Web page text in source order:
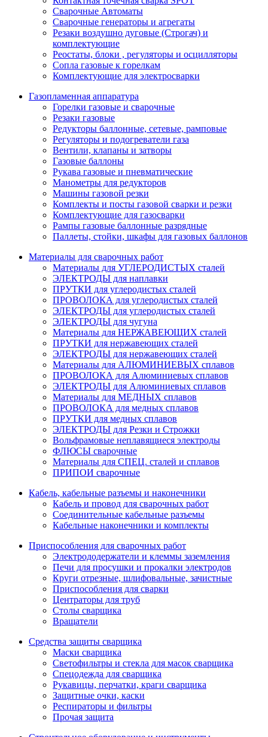
Сварочные Автоматы
Сварочные генераторы и агрегаты
Резаки воздушно дуговые (Строгач) и
комплектующие
Реостаты, блоки , регуляторы и осцилляторы
Сопла газовые к горелкам
Комплектующие для электросварки
Газопламенная аппаратура
Горелки газовые и сварочные
Резаки газовые
Редукторы баллонные, сетевые, рамповые
Регуляторы и подогреватели газа
Вентили, клапаны и затворы
Газовые баллоны
Рукава газовые и пневматические
Манометры для редукторов
Машины газовой резки
Комплекты и посты газовой сварки и резки
Комплектующие для газосварки
Рампы газовые баллонные разрядные
Паллеты, стойки, шкафы для газовых баллонов
Материалы для сварочных работ
Материалы для УГЛЕРОДИСТЫХ сталей
ЭЛЕКТРОДЫ для наплавки
ПРУТКИ для углеродистых сталей
ПРОВОЛОКА для углеродистых сталей
ЭЛЕКТРОДЫ для углеродистых сталей
ЭЛЕКТРОДЫ для чугуна
Материалы для НЕРЖАВЕЮЩИХ сталей
ПРУТКИ для нержавеющих сталей
ЭЛЕКТРОДЫ для нержавеющих сталей
Материалы для АЛЮМИНИЕВЫХ сплавов
ПРОВОЛОКА для Алюминиевых сплавов
ЭЛЕКТРОДЫ для Алюминиевых сплавов
Материалы для МЕДНЫХ сплавов
ПРОВОЛОКА для медных сплавов
ПРУТКИ для медных сплавов
ЭЛЕКТРОДЫ для Резки и Строжки
Вольфрамовые неплавящиеся электроды
ФЛЮСЫ сварочные
Материалы для СПЕЦ. сталей и сплавов
ПРИПОИ сварочные
Кабель, кабельные разъемы и наконечники
Кабель и провод для сварочных работ
Соединительные кабельные разъемы
Кабельные наконечники и комплекты
Приспособления для сварочных работ
Электрододержатели и клеммы заземления
Печи для просушки и прокалки электродов
Круги отрезные, шлифовальные, зачистные
Приспособления для сварки
Центраторы для труб
Столы сварщика
Вращатели
Средства защиты сварщика
Маски сварщика
Светофильтры и стекла для масок сварщика
Спецодежда для сварщика
Рукавицы, перчатки, краги сварщика
Защитные очки, каски
Респираторы и фильтры
Прочая защита